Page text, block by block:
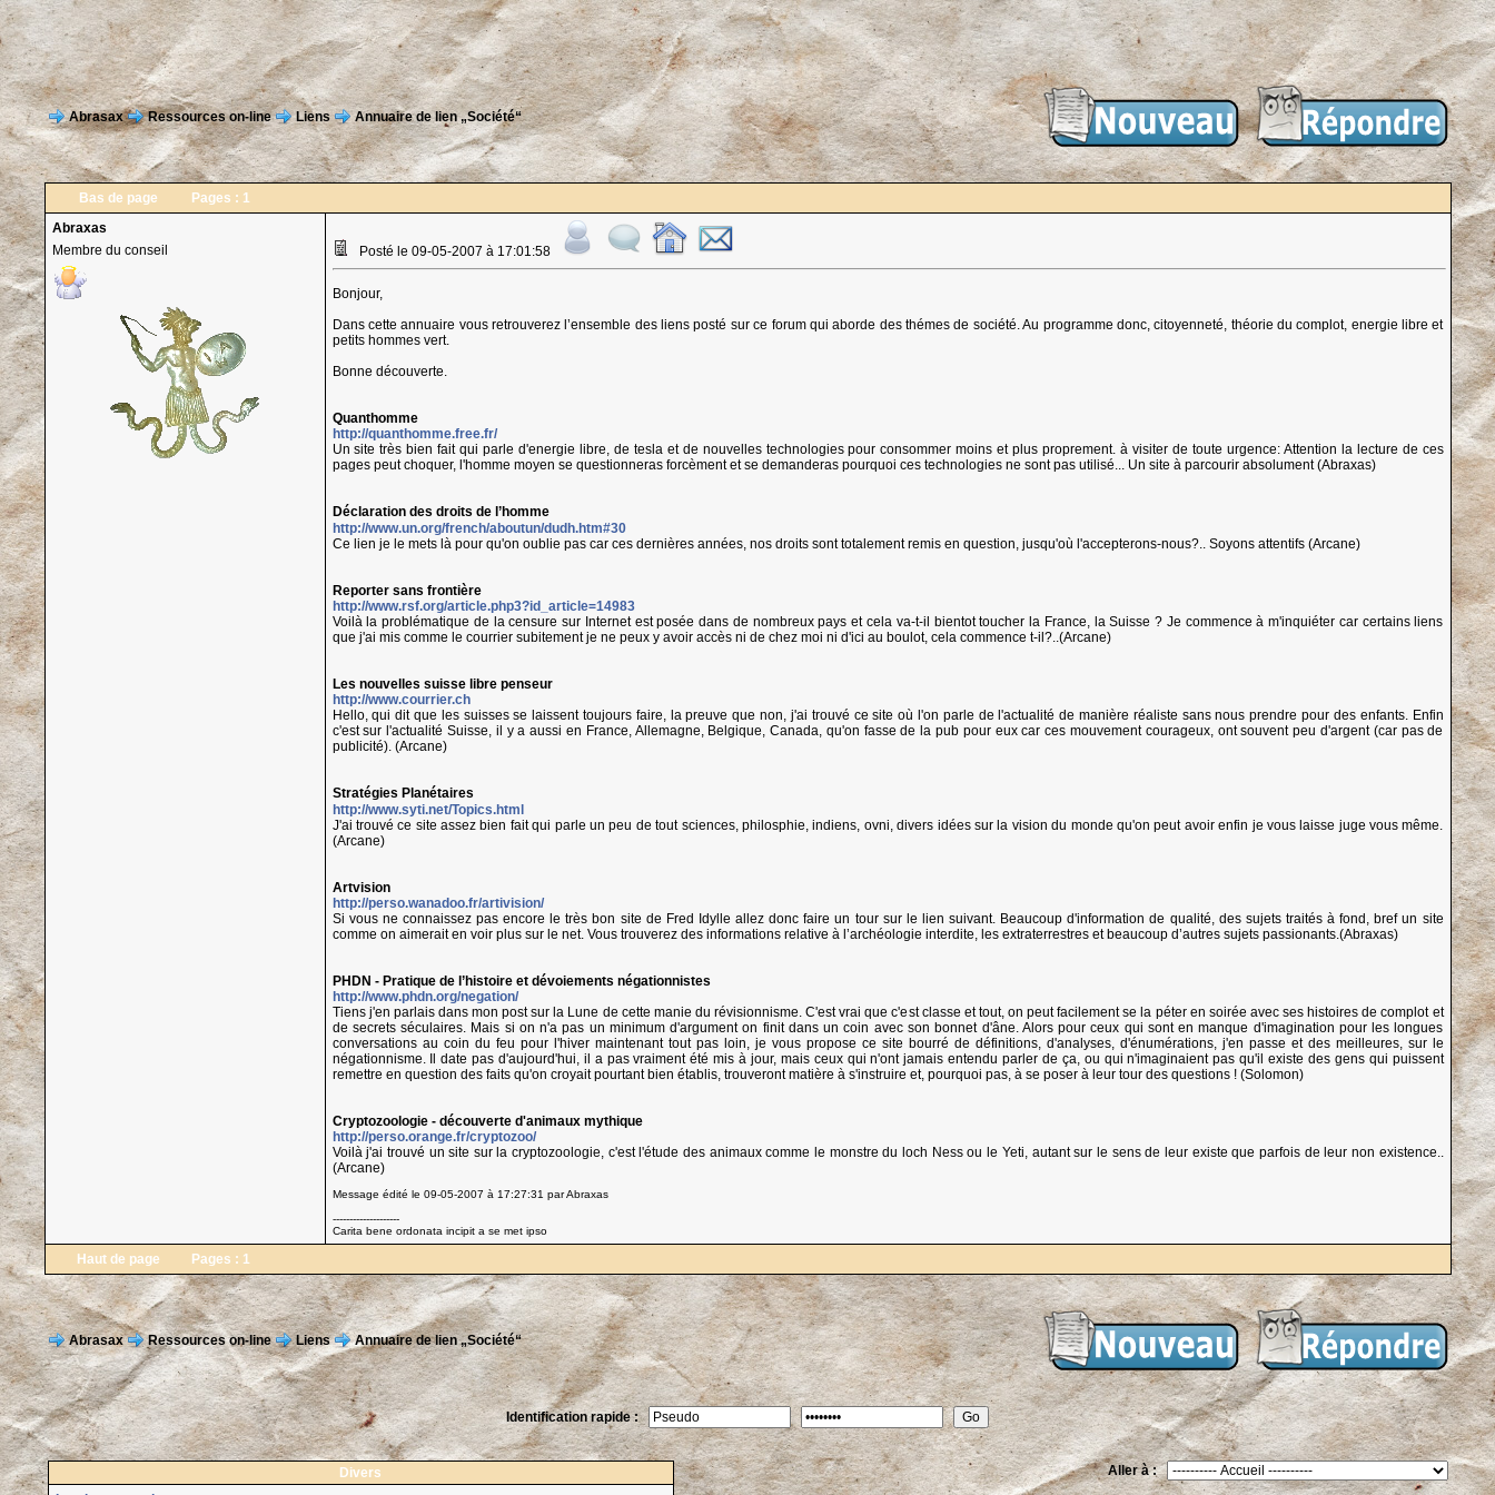
Abrasax Ressources on-line Liens Annuaire de lien „Société“
Bas de page Pages : 1
Abraxas
Membre du conseil
Posté le 09-05-2007 à 17:01:58
Bonjour,
Dans cette annuaire vous retrouverez l’ensemble des liens posté sur ce forum qui aborde des thémes de société. Au programme donc, citoyenneté, théorie du complot, energie libre et
petits hommes vert.
Bonne découverte.
Quanthomme
http://quanthomme.free.fr/
Un site très bien fait qui parle d'energie libre, de tesla et de nouvelles technologies pour consommer moins et plus proprement. à visiter de toute urgence: Attention la lecture de ces
pages peut choquer, l'homme moyen se questionneras forcèment et se demanderas pourquoi ces technologies ne sont pas utilisé... Un site à parcourir absolument (Abraxas)
Déclaration des droits de l’homme
http://www.un.org/french/aboutun/dudh.htm#30
Ce lien je le mets là pour qu'on oublie pas car ces dernières années, nos droits sont totalement remis en question, jusqu'où l'accepterons-nous?.. Soyons attentifs (Arcane)
Reporter sans frontière
http://www.rsf.org/article.php3?id_article=14983
Voilà la problématique de la censure sur Internet est posée dans de nombreux pays et cela va-t-il bientot toucher la France, la Suisse ? Je commence à m'inquiéter car certains liens
que j'ai mis comme le courrier subitement je ne peux y avoir accès ni de chez moi ni d'ici au boulot, cela commence t-il?..(Arcane)
Les nouvelles suisse libre penseur
http://www.courrier.ch
Hello, qui dit que les suisses se laissent toujours faire, la preuve que non, j'ai trouvé ce site où l'on parle de l'actualité de manière réaliste sans nous prendre pour des enfants. Enfin
c'est sur l'actualité Suisse, il y a aussi en France, Allemagne, Belgique, Canada, qu'on fasse de la pub pour eux car ces mouvement courageux, ont souvent peu d'argent (car pas de
publicité). (Arcane)
Stratégies Planétaires
http://www.syti.net/Topics.html
J'ai trouvé ce site assez bien fait qui parle un peu de tout sciences, philosphie, indiens, ovni, divers idées sur la vision du monde qu'on peut avoir enfin je vous laisse juge vous même.
(Arcane)
Artvision
http://perso.wanadoo.fr/artivision/
Si vous ne connaissez pas encore le très bon site de Fred Idylle allez donc faire un tour sur le lien suivant. Beaucoup d'information de qualité, des sujets traités à fond, bref un site
comme on aimerait en voir plus sur le net. Vous trouverez des informations relative à l’archéologie interdite, les extraterrestres et beaucoup d’autres sujets passionants.(Abraxas)
PHDN - Pratique de l’histoire et dévoiements négationnistes
http://www.phdn.org/negation/
Tiens j'en parlais dans mon post sur la Lune de cette manie du révisionnisme. C'est vrai que c'est classe et tout, on peut facilement se la péter en soirée avec ses histoires de complot et
de secrets séculaires. Mais si on n'a pas un minimum d'argument on finit dans un coin avec son bonnet d'âne. Alors pour ceux qui sont en manque d'imagination pour les longues
conversations au coin du feu pour l'hiver maintenant tout pas loin, je vous propose ce site bourré de définitions, d'analyses, d'énumérations, j'en passe et des meilleures, sur le
négationnisme. Il date pas d'aujourd'hui, il a pas vraiment été mis à jour, mais ceux qui n'ont jamais entendu parler de ça, ou qui n'imaginaient pas qu'il existe des gens qui puissent
remettre en question des faits qu'on croyait pourtant bien établis, trouveront matière à s'instruire et, pourquoi pas, à se poser à leur tour des questions ! (Solomon)
Cryptozoologie - découverte d'animaux mythique
http://perso.orange.fr/cryptozoo/
Voilà j'ai trouvé un site sur la cryptozoologie, c'est l'étude des animaux comme le monstre du loch Ness ou le Yeti, autant sur le sens de leur existe que parfois de leur non existence..
(Arcane)
Message édité le 09-05-2007 à 17:27:31 par Abraxas
--------------------
Carita bene ordonata incipit a se met ipso
Haut de page Pages : 1
Abrasax Ressources on-line Liens Annuaire de lien „Société“
Identification rapide :
Divers
Aller à :